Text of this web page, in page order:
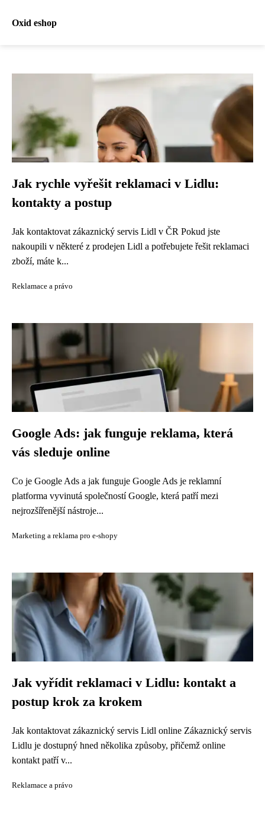
Oxid eshop
Jak rychle vyřešit reklamaci v Lidlu:
kontakty a postup
Jak kontaktovat zákaznický servis Lidl v ČR Pokud jste
nakoupili v některé z prodejen Lidl a potřebujete řešit reklamaci
zboží, máte k...
Reklamace a právo
Google Ads: jak funguje reklama, která
vás sleduje online
Co je Google Ads a jak funguje Google Ads je reklamní
platforma vyvinutá společností Google, která patří mezi
nejrozšířenější nástroje...
Marketing a reklama pro e-shopy
Jak vyřídit reklamaci v Lidlu: kontakt a
postup krok za krokem
Jak kontaktovat zákaznický servis Lidl online Zákaznický servis
Lidlu je dostupný hned několika způsoby, přičemž online
kontakt patří v...
Reklamace a právo